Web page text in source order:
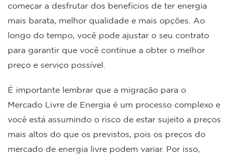
começar a desfrutar dos benefícios de ter energia
mais barata, melhor qualidade e mais opções. Ao
longo do tempo, você pode ajustar o seu contrato
para garantir que você continue a obter o melhor
preço e serviço possível.
É importante lembrar que a migração para o
Mercado Livre de Energia é um processo complexo e
você está assumindo o risco de estar sujeito a preços
mais altos do que os previstos, pois os preços do
mercado de energia livre podem variar. Por isso,